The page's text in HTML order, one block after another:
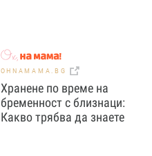
OHNAMAMA.BG
Хранене по време на
бременност с близнаци:
Какво трябва да знаете